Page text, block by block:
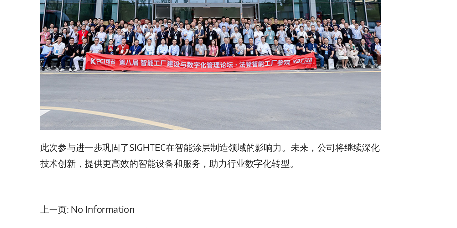
此次参与进一步巩固了SIGHTEC在智能涂层制造领域的影响力。未来，公司将继续深化
技术创新，提供更高效的智能设备和服务，助力行业数字化转型。
上一页: No Information